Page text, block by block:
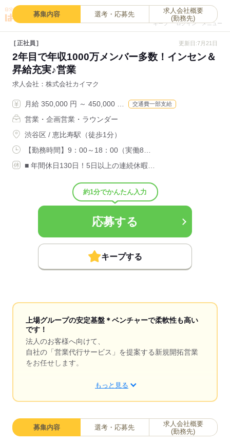
キープ
0
ログイン メニュー
募集内容 選考・応募先
求人会社概要
(勤務先)
正社員 更新日:7月21日
2年目で年収1000万メンバー多数！インセン＆
昇給充実♪営業
求人会社 株式会社カイマク
月給 350,000 円 ～ 450,000 … 交通費一部支給
営業・企画営業・ラウンダー
渋谷区 / 恵比寿駅（徒歩1分）
【勤務時間】9：00～18：00（実働8…
■ 年間休日130日！5日以上の連続休暇…
約1分でかんたん入力
応募する
キープする
上場グループの安定基盤＊ベンチャーで柔軟性も高い
です！
法人のお客様へ向けて、
自社の「営業代行サービス」を提案する新規開拓営業
をお任せします。
ノウハウや商談スキルをフルに活かし、
です。
入社後の3～6ヶ月間はインサイドセールスとして慣れ
もっと見る
募集内容 選考・応募先
求人会社概要
(勤務先)